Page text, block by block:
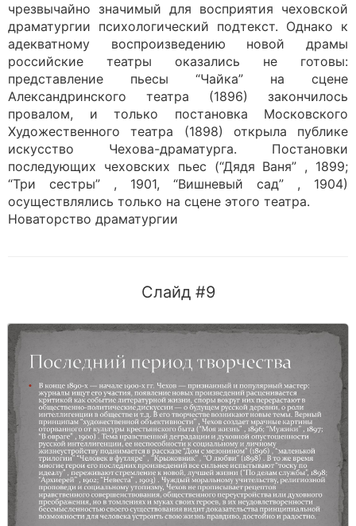
чрезвычайно значимый для восприятия чеховской
драматургии психологический подтекст. Однако к
адекватному воспроизведению новой драмы
российские театры оказались не готовы:
представление пьесы “Чайка” на сцене
Александринского театра (1896) закончилось
провалом, и только постановка Московского
Художественного театра (1898) открыла публике
искусство Чехова-драматурга. Постановки
последующих чеховских пьес (“Дядя Ваня” , 1899;
“Три сестры” , 1901, “Вишневый сад” , 1904)
осуществлялись только на сцене этого театра.
Новаторство драматургии
Слайд #9